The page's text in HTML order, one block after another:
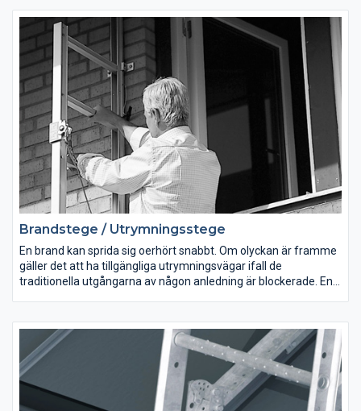
och materialet är stål eller aluminium. De är lätta att flytta och
den fällbara versionen är enkel att transportera. Elförsinkade
räcken i stål och halksäkrade steg borgar för hög säkerhet.
Brandstege / Utrymningsstege
En brand kan sprida sig oerhört snabbt. Om olyckan är framme
gäller det att ha tillgängliga utrymningsvägar ifall de
traditionella utgångarna av någon anledning är blockerade. En
brett urval av säkra och hållbara brandstegar och
utrymningsstegar som du enkelt anpassar för alla typer av
byggnader. Vi hjälper dig att skapa anpassade
utrymningslösningar för ditt hem eller verksamhet. Ta en titt i
vårt sortiment eller kontakta vår kundsupport för att diskutera
vilken brandstege som passar dina behov.